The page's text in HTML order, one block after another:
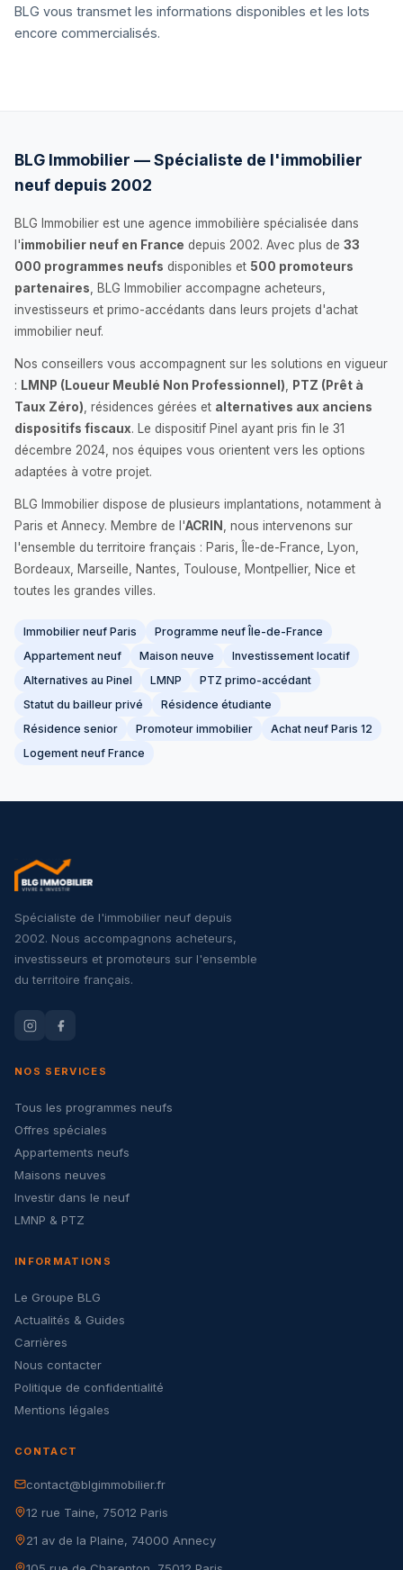
BLG vous transmet les informations disponibles et les lots
encore commercialisés.
BLG Immobilier — Spécialiste de l'immobilier
neuf depuis 2002
BLG Immobilier est une agence immobilière spécialisée dans
l'immobilier neuf en France depuis 2002. Avec plus de 33
000 programmes neufs disponibles et 500 promoteurs
partenaires , BLG Immobilier accompagne acheteurs,
investisseurs et primo-accédants dans leurs projets d'achat
immobilier neuf.
Nos conseillers vous accompagnent sur les solutions en vigueur
: LMNP (Loueur Meublé Non Professionnel)
PTZ (Prêt à
Taux Zéro) , résidences gérées et alternatives aux anciens
dispositifs fiscaux. Le dispositif Pinel ayant pris fin le 31
décembre 2024, nos équipes vous orientent vers les options
adaptées à votre projet.
BLG Immobilier dispose de plusieurs implantations, notamment à
Paris et Annecy. Membre de l'ACRIN
, nous intervenons sur
l'ensemble du territoire français : Paris, Île-de-France, Lyon,
Bordeaux, Marseille, Nantes, Toulouse, Montpellier, Nice et
toutes les grandes villes.
Immobilier neuf Paris
Programme neuf Île-de-France
Appartement neuf
Maison neuve
Investissement locatif
Alternatives au Pinel
LMNP
PTZ primo-accédant
Statut du bailleur privé
Résidence étudiante
Résidence senior
Promoteur immobilier
Achat neuf Paris 12
Logement neuf France
Spécialiste de l'immobilier neuf depuis
2002. Nous accompagnons acheteurs,
investisseurs et promoteurs sur l'ensemble
du territoire français.
NOS SERVICES
Tous les programmes neufs
Offres spéciales
Appartements neufs
Maisons neuves
Investir dans le neuf
LMNP & PTZ
INFORMATIONS
Le Groupe BLG
Actualités & Guides
Carrières
Nous contacter
Politique de confidentialité
Mentions légales
CONTACT
contact@blgimmobilier.fr
12 rue Taine, 75012 Paris
21 av de la Plaine, 74000 Annecy